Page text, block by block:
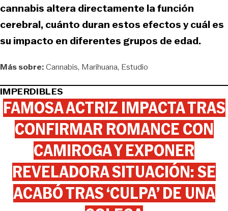
cannabis altera directamente la función
cerebral, cuánto duran estos efectos y cuál es
su impacto en diferentes grupos de edad.
Más sobre:Cannabis Marihuana Estudio
IMPERDIBLES
FAMOSA ACTRIZ IMPACTA TRAS
CONFIRMAR ROMANCE CON
CAMIROGA Y EXPONER
REVELADORA SITUACIÓN: SE
ACABÓ TRAS ‘CULPA’ DE UNA